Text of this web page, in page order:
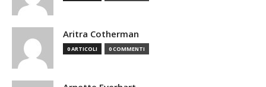
Aritra Cotherman
0 ARTICOLI 0 COMMENTI